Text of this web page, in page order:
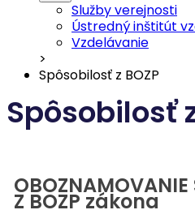
Služby verejnosti
Ústredný inštitút
Vzdelávanie
>
Spôsobilosť z BOZP
Spôsobilosť
OBOZNAMOVANIE
Z BOZP zákona